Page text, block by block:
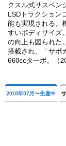
クスル式サスペン
LSDトラクション
能も実現される。
すいボディサイズ
の向上も図られた
搭載され、「サポ
660ccターボ。（
2018年07月〜生産中